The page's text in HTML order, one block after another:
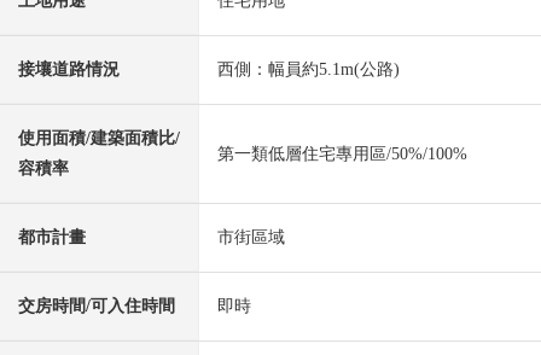
接壤道路情況 西側：幅員約5.1m(公路)
使用面積/建築面積比/
容積率
第一類低層住宅專用區/50%/100%
都市計畫 市街區域
交房時間/可入住時間 即時